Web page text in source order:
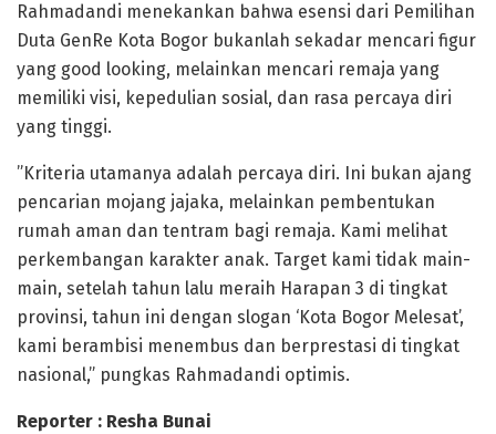
​Rahmadandi menekankan bahwa esensi dari Pemilihan
Duta GenRe Kota Bogor bukanlah sekadar mencari figur
yang good looking, melainkan mencari remaja yang
memiliki visi, kepedulian sosial, dan rasa percaya diri
yang tinggi.
​”Kriteria utamanya adalah percaya diri. Ini bukan ajang
pencarian mojang jajaka, melainkan pembentukan
rumah aman dan tentram bagi remaja. Kami melihat
perkembangan karakter anak. Target kami tidak main-
main, setelah tahun lalu meraih Harapan 3 di tingkat
provinsi, tahun ini dengan slogan ‘Kota Bogor Melesat’,
kami berambisi menembus dan berprestasi di tingkat
nasional,” pungkas Rahmadandi optimis.
Reporter : Resha Bunai